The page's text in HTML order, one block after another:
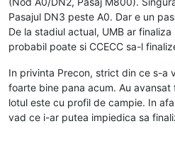
Pasajul DN3 peste A0. Dar e un
De la stadiul actual, UMB ar
probabil poate si CCECC sa-l
In privinta Precon, strict din ce s-a
foarte bine pana acum. Au
lotul este cu profil de campie. In
vad ce i-ar putea impiedica sa